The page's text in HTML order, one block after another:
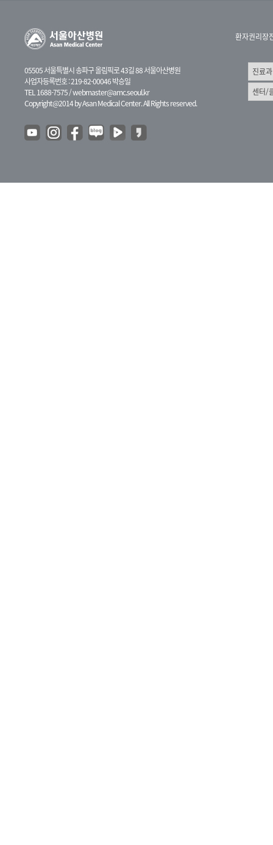
05505 서울특별시 송파구 올림픽로 43길 88 서울아산병원
사업자등록번호 : 219-82-00046 박승일
TEL 1688-7575 /webmaster@amc.seoul.kr
Copyright@2014 by Asan Medical Center. All Rights reserved.
환자권리장